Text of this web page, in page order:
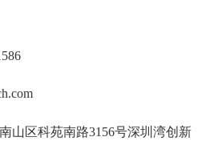
山区科苑南路3156号深圳湾创新